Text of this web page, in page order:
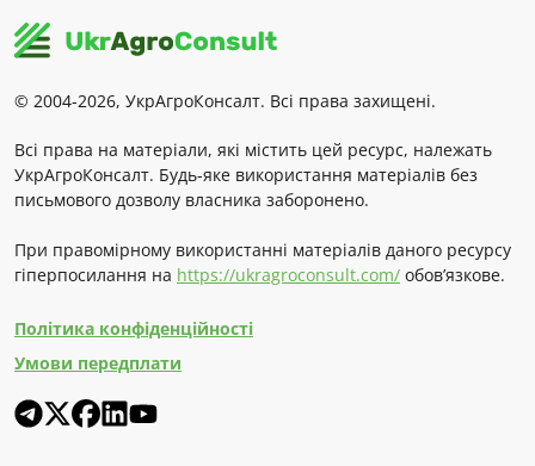
© 2004-2026, УкрАгроКонсалт. Всі права захищені.
Всі права на матеріали, які містить цей ресурс, належать
УкрАгроКонсалт. Будь-яке використання матеріалів без
письмового дозволу власника заборонено.
При правомірному використанні матеріалів даного ресурсу
гіперпосилання на https://ukragroconsult.com/ обов’язкове.
Політика конфіденційності
Умови передплати